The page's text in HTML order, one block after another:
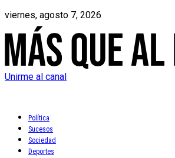
viernes, agosto 7, 2026
Unirme al canal
Política
Sucesos
Sociedad
Deportes